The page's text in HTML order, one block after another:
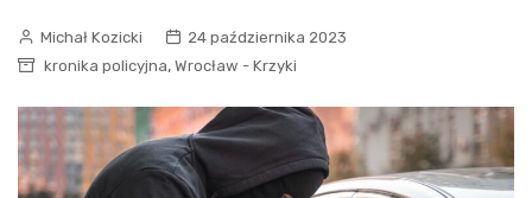
Michał Kozicki
24 października 2023
kronika policyjna, Wrocław - Krzyki